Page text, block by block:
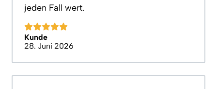
jeden Fall wert.
Kunde
28. Juni 2026